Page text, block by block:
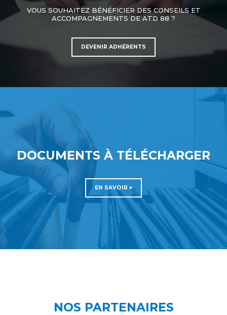
VOUS SOUHAITEZ BÉNÉFICIER DES CONSEILS ET
ACCOMPAGNEMENTS DE ATD 88 ?
DEVENIR ADHÉRENTS
DOCUMENTS À TÉLÉCHARGER
EN SAVOIR +
NOS PARTENAIRES